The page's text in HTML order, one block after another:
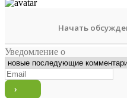
Уведомление о